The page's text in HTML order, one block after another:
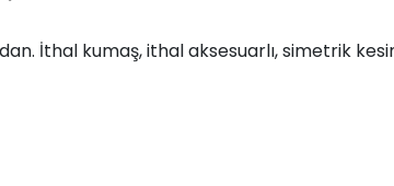
İthal kumaş, ithal aksesuarlı, simetrik